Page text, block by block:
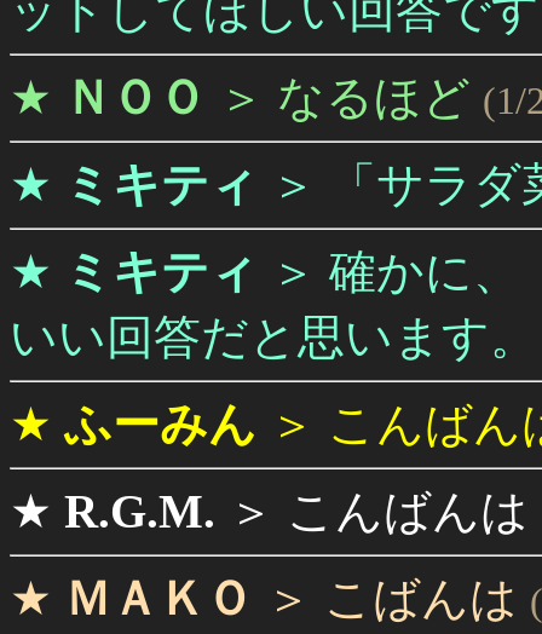
★ ＮＯＯ ＞ なるほど (1/
★ ミキティ ＞
「サラ
★ ミキティ ＞ 確かに、
いい回答だと思います。
★ふーみん ＞ こんばん
★ R.G.M. ＞ こんばんは
★ ＭＡＫＯ ＞ こばんは